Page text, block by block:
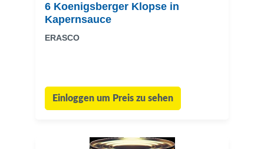
6 Koenigsberger Klopse in
Kapernsauce
ERASCO
Einloggen um Preis zu sehen